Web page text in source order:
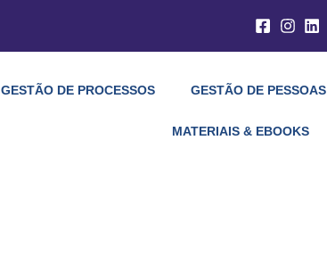
GESTÃO DE PROCESSOS GESTÃO DE PESSOAS
MATERIAIS & EBOOKS